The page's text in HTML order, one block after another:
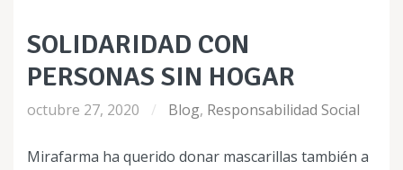
SOLIDARIDAD CON
PERSONAS SIN HOGAR
octubre 27, 2020 Blog, Responsabilidad Social
Mirafarma ha querido donar mascarillas también a